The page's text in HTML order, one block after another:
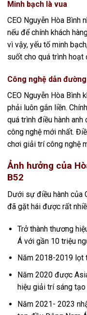
Minh bạch là vua
CEO Nguyễn Hòa Bình
nếu để chính khách
vì vậy, yếu tố minh
suốt cho quá trình hoạt
Công nghệ dẫn đường
CEO Nguyễn Hòa Bình
phải luôn gắn liền.
quá trình điều hành
công nghệ mới nhất.
chơi giải trí công nghệ
Ảnh hưởng của
B52
Dưới sự điều hành của
đã gặt hái được rất
Trở thành thương
Á với gần 10 triệu
Năm 2018-2019 lọt
Năm 2020 được
hiệu giải trí sáng tạo
Năm 2021- 2023